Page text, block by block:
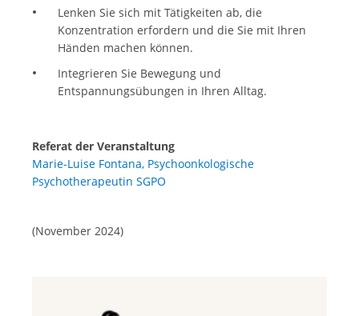
Lenken Sie sich mit Tätigkeiten ab, die
Konzentration erfordern und die Sie mit Ihren
Händen machen können.
Integrieren Sie Bewegung und
Entspannungsübungen in Ihren Alltag.
Referat der Veranstaltung
Marie-Luise Fontana, Psychoonkologische
Psychotherapeutin SGPO
(November 2024)